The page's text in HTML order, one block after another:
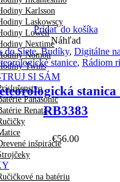
Karlsson
Laskowscy
Lowell
Nextime
Nomon
Twins
SI SÁM
Panasonic
Renata
inšpirácie
na batériu
Pridať do košíka
Náhľad
do Siete,Budíky, Digitálne
stanice, Rádiom
stanica
RB3383
€56.00